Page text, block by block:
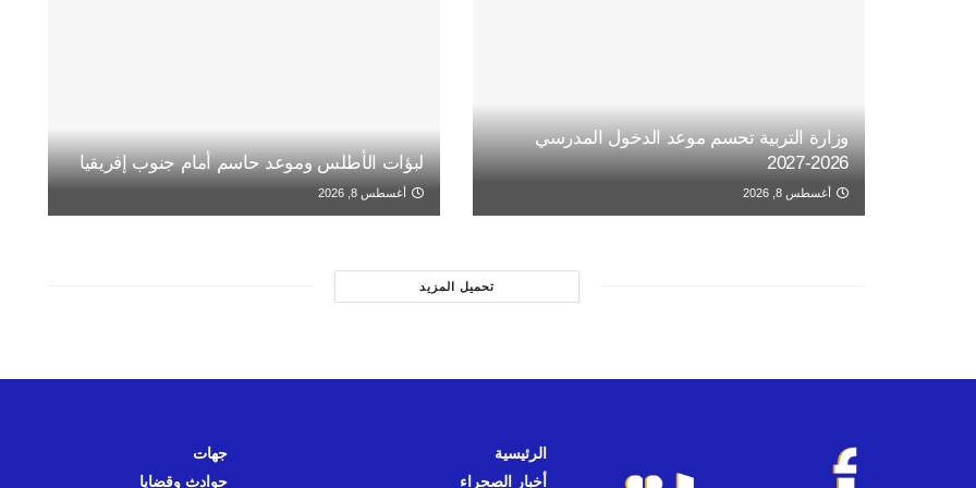
وزارة التربية تحسم موعد الدخول المدرسي
2026-2027
أغسطس 8, 2026
لبؤات الأطلس وموعد حاسم أمام جنوب إفريقيا
أغسطس 8, 2026
تحميل المزيد
الرئيسية
أخبار الصحراء
جهات
حوادث وقضايا